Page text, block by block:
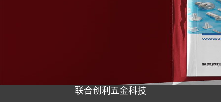
联合创利五金科技